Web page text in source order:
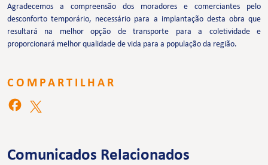
Agradecemos a compreensão dos moradores e comerciantes pelo
desconforto temporário, necessário para a implantação desta obra que
resultará na melhor opção de transporte para a coletividade e
proporcionará melhor qualidade de vida para a população da região.
COMPARTILHAR
Comunicados Relacionados